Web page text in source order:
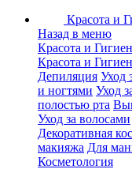
Красота и
Назад в меню
Красота и
Красота и
Депиляция Уход
и ногтями Уход
полостью рта
Уход за волосами
Декоративная
макияжа Для
Косметология